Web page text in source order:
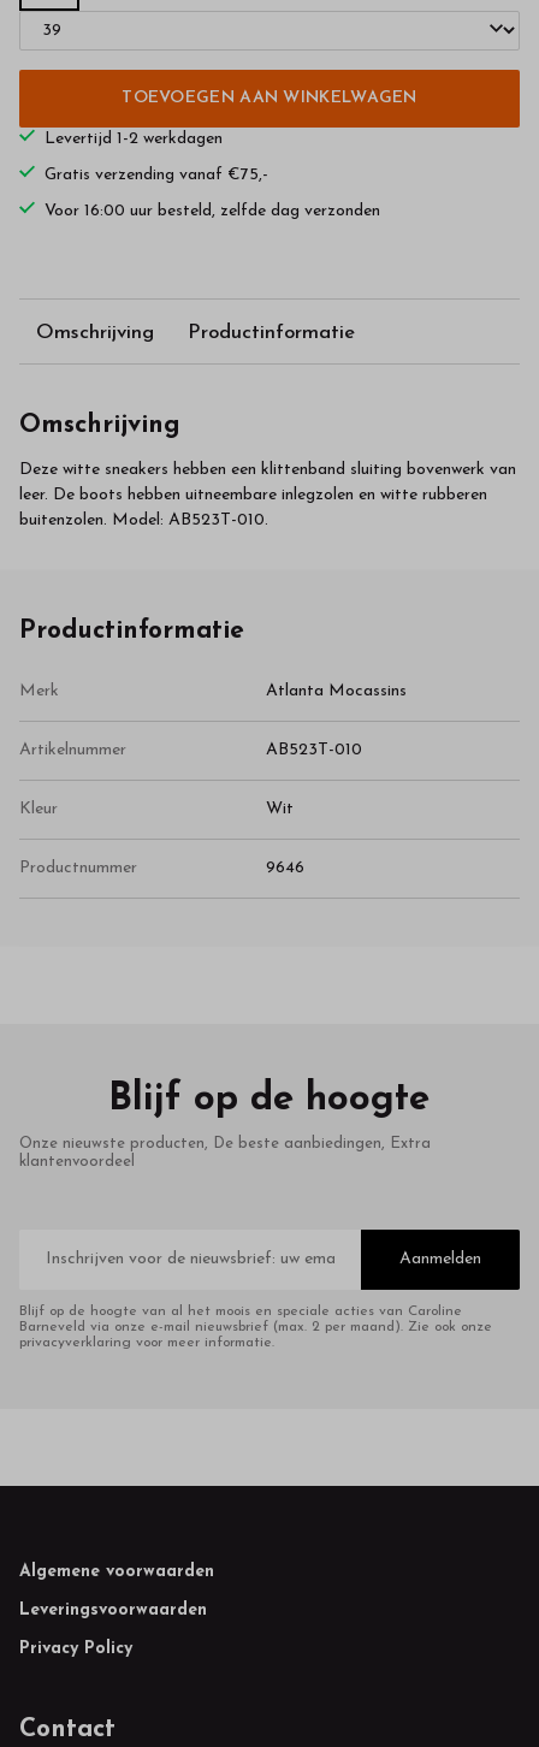
TOEVOEGEN AAN WINKELWAGEN
Levertijd 1-2 werkdagen
Gratis verzending vanaf €75,-
Voor 16:00 uur besteld, zelfde dag verzonden
Omschrijving Productinformatie
Omschrijving
Deze witte sneakers hebben een klittenband sluiting bovenwerk van
leer. De boots hebben uitneembare inlegzolen en witte rubberen
buitenzolen. Model: AB523T-010.
Productinformatie
Merk Atlanta Mocassins
Artikelnummer AB523T-010
Kleur Wit
Productnummer 9646
Blijf op de hoogte
Onze nieuwste producten, De beste aanbiedingen, Extra
klantenvoordeel
mailadres
Aanmelden
Blijf op de hoogte van al het moois en speciale acties van Caroline
Barneveld via onze e-mail nieuwsbrief (max. 2 per maand). Zie ook onze
privacyverklaring voor meer informatie.
Footer
Algemene voorwaarden
Leveringsvoorwaarden
Privacy Policy
Contact